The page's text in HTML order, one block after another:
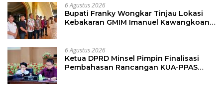
6 Agustus 2026
Bupati Franky Wongkar Tinjau Lokasi
Kebakaran GMIM Imanuel Kawangkoan
6 Agustus 2026
Ketua DPRD Minsel Pimpin Finalisasi
Pembahasan Rancangan KUA-PPAS